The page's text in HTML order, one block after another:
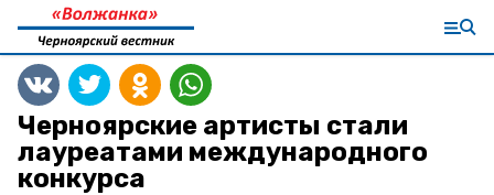
Черноярские артисты стали
лауреатами международного
конкурса